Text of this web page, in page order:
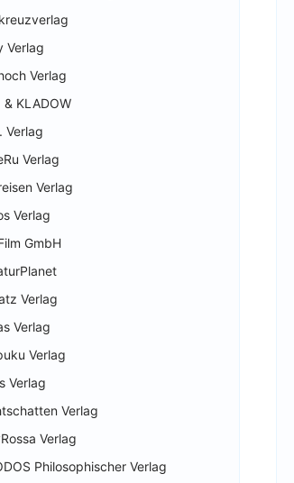
Verlag
Verlag
& KLADOW
Verlag
Verlag
Verlag
Verlag
GmbH
Verlag
Verlag
Verlag
Verlag
Verlag
Verlag
Philosophischer Verlag